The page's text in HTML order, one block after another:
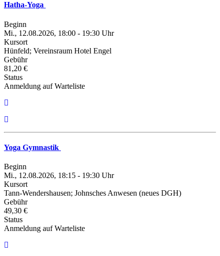
Hatha-Yoga
Beginn
Mi., 12.08.2026, 18:00 - 19:30 Uhr
Kursort
Hünfeld; Vereinsraum Hotel Engel
Gebühr
81,20 €
Status
Anmeldung auf Warteliste
Yoga Gymnastik
Beginn
Mi., 12.08.2026, 18:15 - 19:30 Uhr
Kursort
Tann-Wendershausen; Johnsches Anwesen (neues DGH)
Gebühr
49,30 €
Status
Anmeldung auf Warteliste